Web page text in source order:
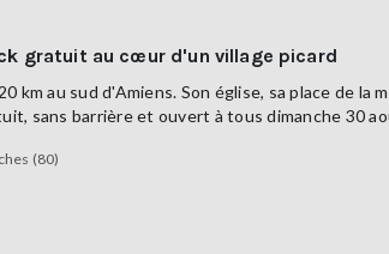
gratuit au cœur d'un village picard
km au sud d'Amiens. Son église, sa place de la
sans barrière et ouvert à tous dimanche 30
(80)